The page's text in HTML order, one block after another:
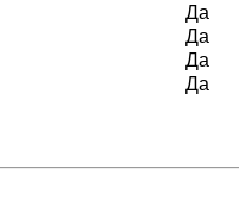
Да
Да
Да
Да